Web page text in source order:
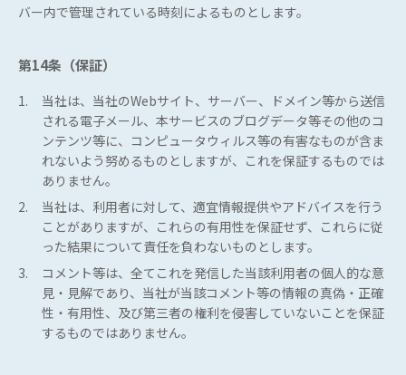
バー内で管理されている時刻によるものとします。
第14条（保証）
1.
当社は、当社のWebサイト、サーバー、ドメイン等から送信
される電子メール、本サービスのブログデータ等その他のコ
ンテンツ等に、コンピュータウィルス等の有害なものが含ま
れないよう努めるものとしますが、これを保証するものでは
ありません。
2.
当社は、利用者に対して、適宜情報提供やアドバイスを行う
ことがありますが、これらの有用性を保証せず、これらに従
った結果について責任を負わないものとします。
3.
コメント等は、全てこれを発信した当該利用者の個人的な意
見・見解であり、当社が当該コメント等の情報の真偽・正確
性・有用性、及び第三者の権利を侵害していないことを保証
するものではありません。